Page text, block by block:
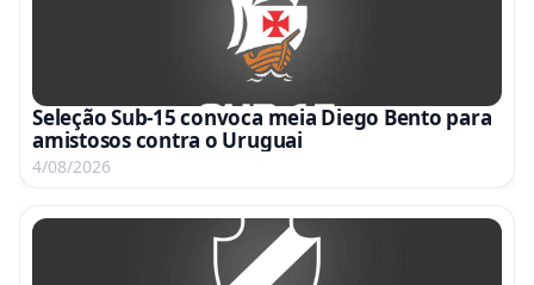
Seleção Sub-15 convoca meia Diego Bento para
amistosos contra o Uruguai
4/08/2026